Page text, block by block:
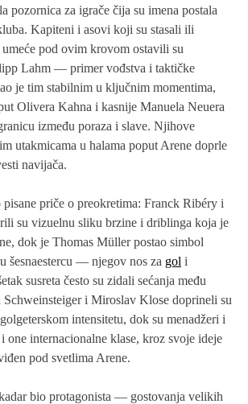
pozornica za igrače čija su imena postala
Kapiteni i asovi koji su stasali ili
pod ovim krovom ostavili su
Lahm — primer vođstva i taktičke
je tim stabilnim u ključnim momentima,
Olivera Kahna i kasnije Manuela Neuera
između poraza i slave. Njihove
utakmicama u halama poput Arene doprle
navijača.
priče o preokretima: Franck Ribéry i
su vizuelnu sliku brzine i driblinga koja je
dok je Thomas Müller postao simbol
šesnaestercu — njegov nos za gol i
susreta često su zidali sećanja među
Schweinsteiger i Miroslav Klose doprineli su
intensitetu, dok su menadžeri i
one internacionalne klase, kroz svoje ideje
pod svetlima Arene.
bio protagonista — gostovanja velikih